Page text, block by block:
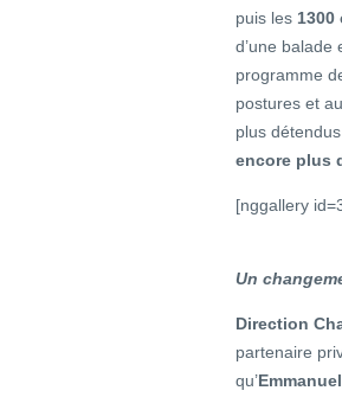
puis les 1300
d’une balade
programme
postures et
plus
encore plus
[nggallery
Un
Direction
partenaire
qu’